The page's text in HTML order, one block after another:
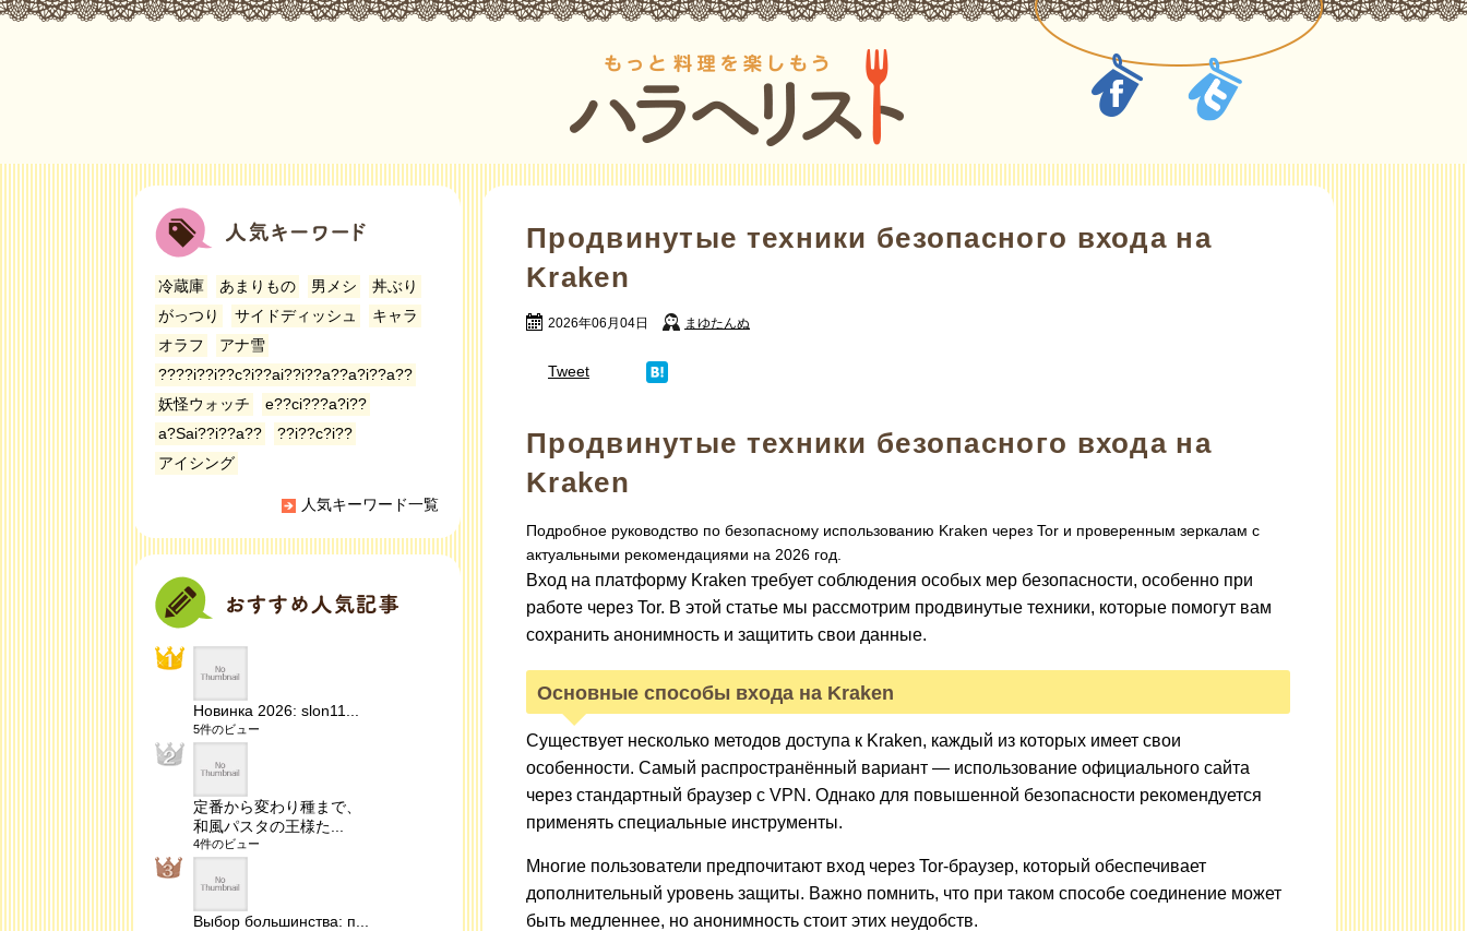
Продвинутые техники безопасного входа на
Kraken
2026年06月04日 まゆたんぬ
Tweet
Продвинутые техники безопасного входа на
Kraken
Подробное руководство по безопасному использованию Kraken через Tor и проверенным зеркалам с
актуальными рекомендациями на 2026 год.
Вход на платформу Kraken требует соблюдения особых мер безопасности, особенно при
работе через Tor. В этой статье мы рассмотрим продвинутые техники, которые помогут вам
сохранить анонимность и защитить свои данные.
Основные способы входа на Kraken
Существует несколько методов доступа к Kraken, каждый из которых имеет свои
особенности. Самый распространённый вариант — использование официального сайта
через стандартный браузер с VPN. Однако для повышенной безопасности рекомендуется
применять специальные инструменты.
Многие пользователи предпочитают вход через Tor-браузер, который обеспечивает
дополнительный уровень защиты. Важно помнить, что при таком способе соединение может
быть медленнее, но анонимность стоит этих неудобств.
冷蔵庫 あまりもの 男メシ
丼ぶり
がっつり
サイドディッシュ
キャラ
オラフ
アナ雪
????i??i??c?i??ai??i??a??a?i??a??
妖怪ウォッチ
e??ci???a?i??
a?Sai??i??a??
??i??c?i??
アイシング
人気キーワード一覧
Новинка 2026: slon11...
5件のビュー
定番から変わり種まで、
和風パスタの王様た...
4件のビュー
Выбор большинства: п...